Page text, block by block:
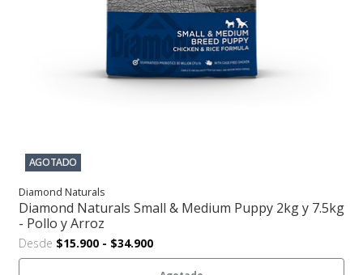
AGOTADO
Diamond Naturals
Diamond Naturals Small & Medium Puppy 2kg y 7.5kg
- Pollo y Arroz
Desde $15.900 - $34.900